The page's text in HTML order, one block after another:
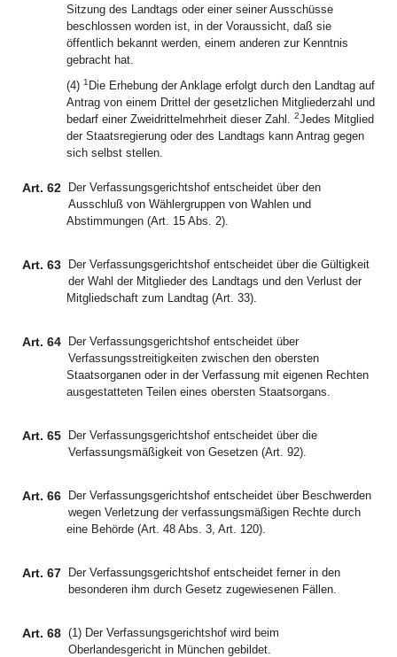
Sitzung des Landtags oder einer seiner Ausschüsse
beschlossen worden ist, in der Voraussicht, daß sie
öffentlich bekannt werden, einem anderen zur Kenntnis
gebracht hat.
(4) 1 Die Erhebung der Anklage erfolgt durch den Landtag auf
Antrag von einem Drittel der gesetzlichen Mitgliederzahl und
bedarf einer Zweidrittelmehrheit dieser Zahl. 2Jedes Mitglied
der Staatsregierung oder des Landtags kann Antrag gegen
sich selbst stellen.
Art. 62
Der Verfassungsgerichtshof entscheidet über den
Ausschluß von Wählergruppen von Wahlen und
Abstimmungen (Art. 15 Abs. 2).
Art. 63
Der Verfassungsgerichtshof entscheidet über die Gültigkeit
der Wahl der Mitglieder des Landtags und den Verlust der
Mitgliedschaft zum Landtag (Art. 33).
Art. 64
Der Verfassungsgerichtshof entscheidet über
Verfassungsstreitigkeiten zwischen den obersten
Staatsorganen oder in der Verfassung mit eigenen Rechten
ausgestatteten Teilen eines obersten Staatsorgans.
Art. 65
Der Verfassungsgerichtshof entscheidet über die
Verfassungsmäßigkeit von Gesetzen (Art. 92).
Art. 66
Der Verfassungsgerichtshof entscheidet über Beschwerden
wegen Verletzung der verfassungsmäßigen Rechte durch
eine Behörde (Art. 48 Abs. 3, Art. 120).
Art. 67
Der Verfassungsgerichtshof entscheidet ferner in den
besonderen ihm durch Gesetz zugewiesenen Fällen.
Art. 68 (1) Der Verfassungsgerichtshof wird beim
Oberlandesgericht in München gebildet.